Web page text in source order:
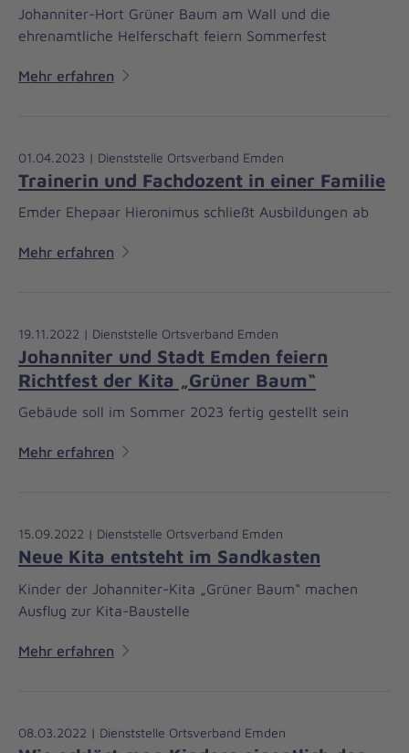
Johanniter-Hort Grüner Baum am Wall und die
ehrenamtliche Helferschaft feiern Sommerfest
Mehr erfahren
01.04.2023 | Dienststelle Ortsverband Emden
Trainerin und Fachdozent in einer Familie
Emder Ehepaar Hieronimus schließt Ausbildungen ab
Mehr erfahren
19.11.2022 | Dienststelle Ortsverband Emden
Johanniter und Stadt Emden feiern
Richtfest der Kita „Grüner Baum“
Gebäude soll im Sommer 2023 fertig gestellt sein
Mehr erfahren
15.09.2022 | Dienststelle Ortsverband Emden
Neue Kita entsteht im Sandkasten
Kinder der Johanniter-Kita „Grüner Baum“ machen
Ausflug zur Kita-Baustelle
Mehr erfahren
08.03.2022 | Dienststelle Ortsverband Emden